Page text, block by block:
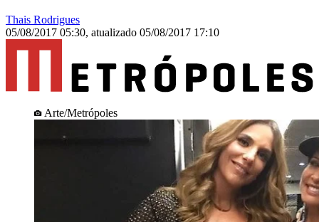
Thais Rodrigues
05/08/2017 05:30, atualizado 05/08/2017 17:10
Arte/Metrópoles